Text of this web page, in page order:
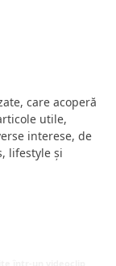
care acoperă
utile,
interese, de
lifestyle și